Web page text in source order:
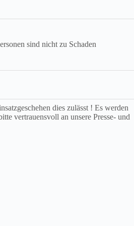
sind nicht zu Schaden
dies zulässt ! Es werden
vertrauensvoll an unsere Presse- und